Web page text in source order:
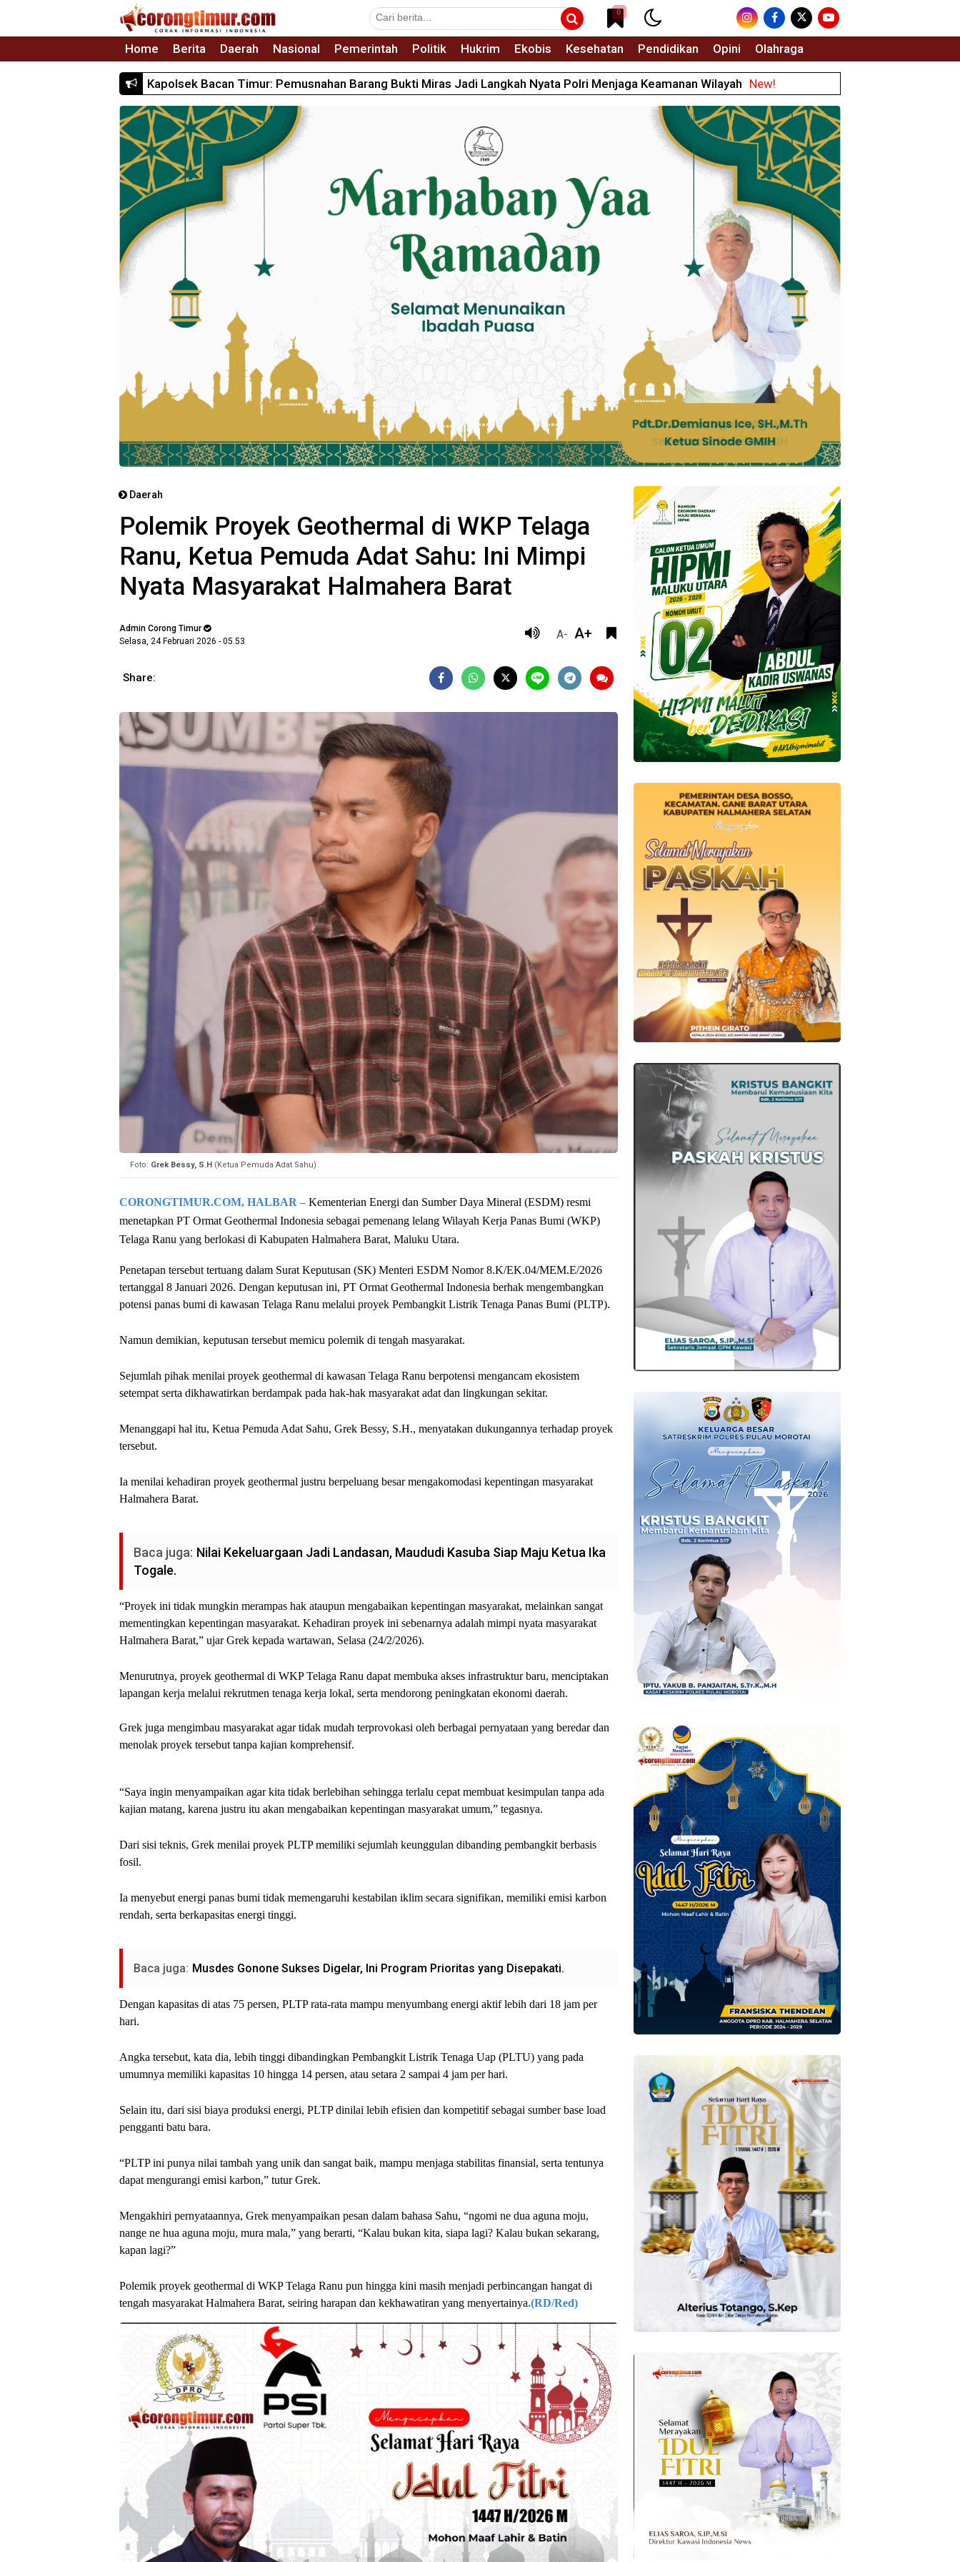
0
Home Berita Daerah Nasional Pemerintah Politik Hukrim Ekobis Kesehatan Pendidikan Opini Olahraga
Kapolsek Bacan Timur: Pemusnahan Barang Bukti Miras Jadi Langkah Nyata Polri Menjaga Keamanan Wilayah New!
Daerah
Polemik Proyek Geothermal di WKP Telaga
Ranu, Ketua Pemuda Adat Sahu: Ini Mimpi
Nyata Masyarakat Halmahera Barat
Admin Corong Timur
Selasa, 24 Februari 2026 - 05.53
A- A+
Share:
Foto: Grek Bessy, S.H (Ketua Pemuda Adat Sahu)
CORONGTIMUR.COM, HALBAR – Kementerian Energi dan Sumber Daya Mineral (ESDM) resmi
menetapkan PT Ormat Geothermal Indonesia sebagai pemenang lelang Wilayah Kerja Panas Bumi (WKP)
Telaga Ranu yang berlokasi di Kabupaten Halmahera Barat, Maluku Utara.
Penetapan tersebut tertuang dalam Surat Keputusan (SK) Menteri ESDM Nomor 8.K/EK.04/MEM.E/2026
tertanggal 8 Januari 2026. Dengan keputusan ini, PT Ormat Geothermal Indonesia berhak mengembangkan
potensi panas bumi di kawasan Telaga Ranu melalui proyek Pembangkit Listrik Tenaga Panas Bumi (PLTP).
Namun demikian, keputusan tersebut memicu polemik di tengah masyarakat.
Sejumlah pihak menilai proyek geothermal di kawasan Telaga Ranu berpotensi mengancam ekosistem
setempat serta dikhawatirkan berdampak pada hak-hak masyarakat adat dan lingkungan sekitar.
Menanggapi hal itu, Ketua Pemuda Adat Sahu, Grek Bessy, S.H., menyatakan dukungannya terhadap proyek
tersebut.
Ia menilai kehadiran proyek geothermal justru berpeluang besar mengakomodasi kepentingan masyarakat
Halmahera Barat.
Baca juga: Nilai Kekeluargaan Jadi Landasan, Maududi Kasuba Siap Maju Ketua Ika
Togale.
“Proyek ini tidak mungkin merampas hak ataupun mengabaikan kepentingan masyarakat, melainkan sangat
mementingkan kepentingan masyarakat. Kehadiran proyek ini sebenarnya adalah mimpi nyata masyarakat
Halmahera Barat,” ujar Grek kepada wartawan, Selasa (24/2/2026).
Menurutnya, proyek geothermal di WKP Telaga Ranu dapat membuka akses infrastruktur baru, menciptakan
lapangan kerja melalui rekrutmen tenaga kerja lokal, serta mendorong peningkatan ekonomi daerah.
Grek juga mengimbau masyarakat agar tidak mudah terprovokasi oleh berbagai pernyataan yang beredar dan
menolak proyek tersebut tanpa kajian komprehensif.
“Saya ingin menyampaikan agar kita tidak berlebihan sehingga terlalu cepat membuat kesimpulan tanpa ada
kajian matang, karena justru itu akan mengabaikan kepentingan masyarakat umum,” tegasnya.
Dari sisi teknis, Grek menilai proyek PLTP memiliki sejumlah keunggulan dibanding pembangkit berbasis
fosil.
Ia menyebut energi panas bumi tidak memengaruhi kestabilan iklim secara signifikan, memiliki emisi karbon
rendah, serta berkapasitas energi tinggi.
Baca juga: Musdes Gonone Sukses Digelar, Ini Program Prioritas yang Disepakati.
Dengan kapasitas di atas 75 persen, PLTP rata-rata mampu menyumbang energi aktif lebih dari 18 jam per
hari.
Angka tersebut, kata dia, lebih tinggi dibandingkan Pembangkit Listrik Tenaga Uap (PLTU) yang pada
umumnya memiliki kapasitas 10 hingga 14 persen, atau setara 2 sampai 4 jam per hari.
Selain itu, dari sisi biaya produksi energi, PLTP dinilai lebih efisien dan kompetitif sebagai sumber base load
pengganti batu bara.
“PLTP ini punya nilai tambah yang unik dan sangat baik, mampu menjaga stabilitas finansial, serta tentunya
dapat mengurangi emisi karbon,” tutur Grek.
Mengakhiri pernyataannya, Grek menyampaikan pesan dalam bahasa Sahu, “ngomi ne dua aguna moju,
nange ne hua aguna moju, mura mala,” yang berarti, “Kalau bukan kita, siapa lagi? Kalau bukan sekarang,
kapan lagi?”
Polemik proyek geothermal di WKP Telaga Ranu pun hingga kini masih menjadi perbincangan hangat di
tengah masyarakat Halmahera Barat, seiring harapan dan kekhawatiran yang menyertainya.(RD/Red)